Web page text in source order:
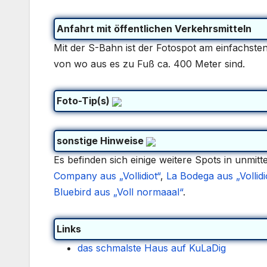
Anfahrt mit öffentlichen Verkehrsmitteln
Mit der S-Bahn ist der Fotospot am
von wo aus es zu Fuß ca. 400 Meter sind.
Foto-Tip(s)
sonstige Hinweise
Es befinden sich einige weitere Spots in
Company aus „Vollidiot“, La Bodega aus
Bluebird aus „Voll normaaal“.
Links
das schmalste Haus auf KuLaDig